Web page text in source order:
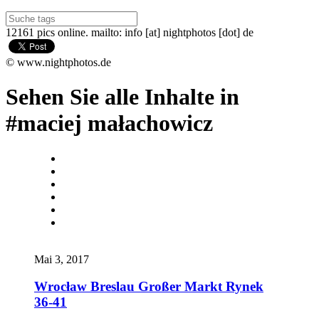
12161 pics online. mailto: info [at] nightphotos [dot] de
© www.nightphotos.de
Sehen Sie alle Inhalte in
#maciej małachowicz
Mai 3, 2017
Wrocław Breslau Großer Markt Rynek
36-41